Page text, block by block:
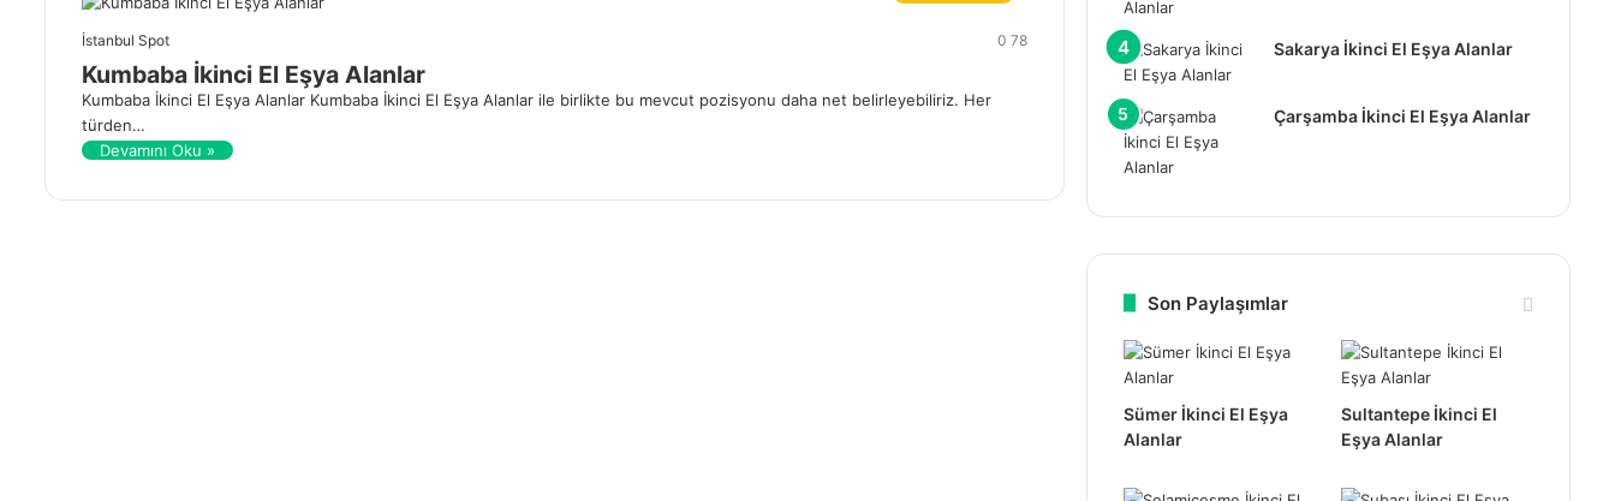
İstanbul Spot 0 78
Kumbaba İkinci El Eşya Alanlar
Kumbaba İkinci El Eşya Alanlar Kumbaba İkinci El Eşya Alanlar ile birlikte bu mevcut pozisyonu daha net belirleyebiliriz. Her
türden…
Devamını Oku »
Sakarya İkinci El Eşya Alanlar
Çarşamba İkinci El Eşya Alanlar
Son Paylaşımlar
Sümer İkinci El Eşya
Alanlar
Sultantepe İkinci El
Eşya Alanlar